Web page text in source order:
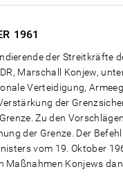
1961
der Streitkräfte
Marschall Konjew,
Verteidigung,
der
Zu den
der Grenze. Der
vom 19. Oktober
Maßnahmen Konjews